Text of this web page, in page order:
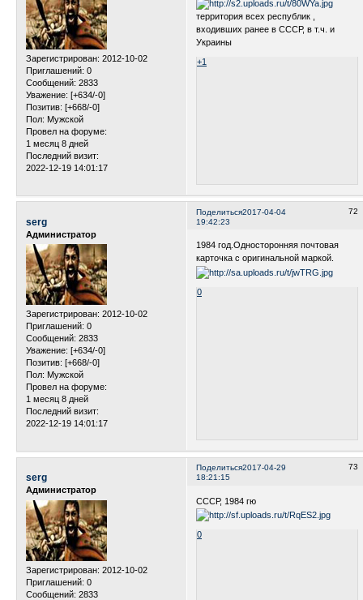
Зарегистрирован: 2012-10-02
Приглашений: 0
Сообщений: 2833
Уважение: [+634/-0]
Позитив: [+668/-0]
Пол: Мужской
Провел на форуме:
1 месяц 8 дней
Последний визит:
2022-12-19 14:01:17
территория всех республик ,
входивших ранее в СССР, в т.ч. и
Украины
+1
Поделиться 72
2017-04-04
19:42:23
serg
Администратор
Зарегистрирован: 2012-10-02
Приглашений: 0
Сообщений: 2833
Уважение: [+634/-0]
Позитив: [+668/-0]
Пол: Мужской
Провел на форуме:
1 месяц 8 дней
Последний визит:
2022-12-19 14:01:17
1984 год.Односторонняя почтовая
карточка с оригинальной маркой.
0
Поделиться 73
2017-04-29
18:21:15
serg
Администратор
Зарегистрирован: 2012-10-02
Приглашений: 0
Сообщений: 2833
СССР, 1984 гю
0